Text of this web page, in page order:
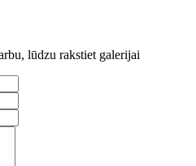
lūdzu rakstiet galerijai